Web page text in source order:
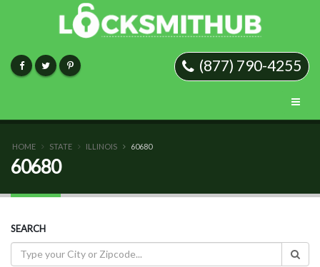
(877) 790-4255
HOME STATE ILLINOIS 60680
60680
SEARCH